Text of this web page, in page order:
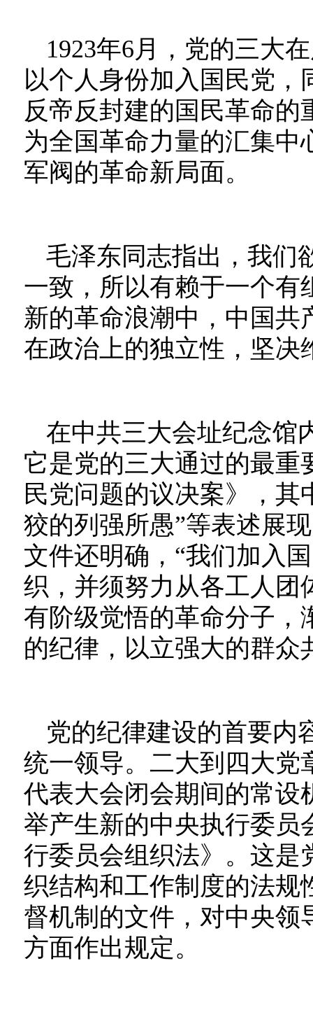
1923年6月，党的三大
以个人身份加入国民党
反帝反封建的国民革命
为全国革命力量的汇集
军阀的革命新局面。
毛泽东同志指出，我们
一致，所以有赖于一个有
新的革命浪潮中，中国
在政治上的独立性，坚决
在中共三大会址纪念馆
它是党的三大通过的最
民党问题的议决案》，其
狡的列强所愚”等表述展
文件还明确，“我们加入
织，并须努力从各工人团
有阶级觉悟的革命分子，
的纪律，以立强大的群众
党的纪律建设的首要内
统一领导。二大到四大党
代表大会闭会期间的常设
举产生新的中央执行委员
行委员会组织法》。这是
织结构和工作制度的法规
督机制的文件，对中央领
方面作出规定。